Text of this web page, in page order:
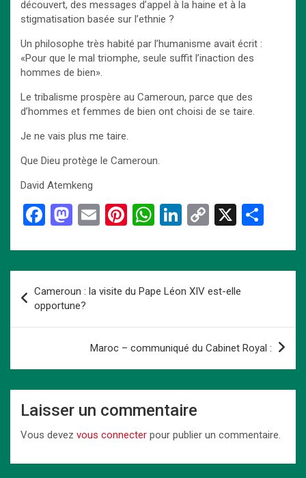
découvert, des messages d’appel à la haine et à la
stigmatisation basée sur l’ethnie ?
Un philosophe très habité par l’humanisme avait écrit :
«Pour que le mal triomphe, seule suffit l’inaction des
hommes de bien».
Le tribalisme prospère au Cameroun, parce que des
d’hommes et femmes de bien ont choisi de se taire.
Je ne vais plus me taire.
Que Dieu protège le Cameroun.
David Atemkeng
F
ce
o
o
M
st
d
o
E
ail
Pi
er
t
W
at
A
p
p
Li
ke
n
C
py
n
k
X
ta
de
l’article
Cameroun : la visite du Pape Léon XIV est-elle
opportune?
Maroc – communiqué du Cabinet Royal :
Laisser un commentaire
Vous devez vous connecter pour publier un commentaire.